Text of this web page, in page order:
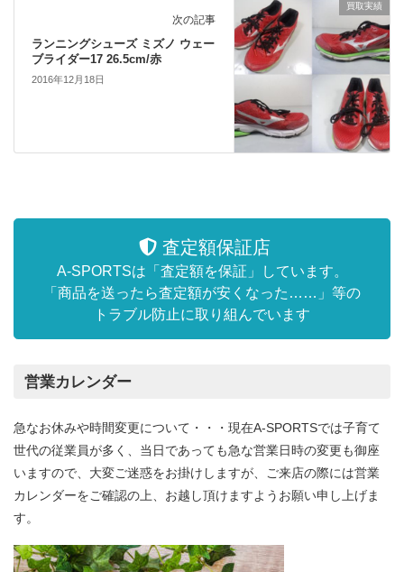
買取実績
次の記事
ランニングシューズ ミズノ ウェー
ブライダー17 26.5cm/赤
2016年12月18日
査定額保証店
A-SPORTSは「査定額を保証」しています。
「商品を送ったら査定額が安くなった……」等の
トラブル防止に取り組んでいます
営業カレンダー
急なお休みや時間変更について・・・現在A-SPORTSでは子育て
世代の従業員が多く、当日であっても急な営業日時の変更も御座
いますので、大変ご迷惑をお掛けしますが、ご来店の際には営業
カレンダーをご確認の上、お越し頂けますようお願い申し上げま
す。